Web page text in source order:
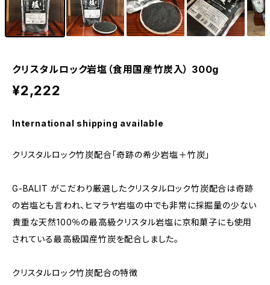
クリスタルロック岩塩（食用国産竹炭入） 300g
¥2,222
International shipping available
クリスタルロック竹炭配合「奇跡の希少岩塩＋竹炭」
G-BALIT がこだわり厳選したクリスタルロック竹炭配合は奇跡
の岩塩とも言われ、ヒマラヤ岩塩の中でも非常に採掘量の少ない
貴重な天然100％の最高級クリスタル岩塩に京和菓子にも使用
されている最高級国産竹炭を配合しました。
クリスタルロック竹炭配合の特徴